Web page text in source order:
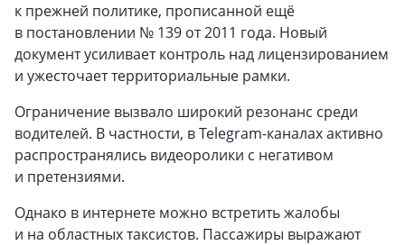
к прежней политике, прописанной ещё
в постановлении № 139 от 2011 года. Новый
документ усиливает контроль над лицензированием
и ужесточает территориальные рамки.
Ограничение вызвало широкий резонанс среди
водителей. В частности, в Telegram-каналах активно
распространялись видеоролики с негативом
и претензиями.
Однако в интернете можно встретить жалобы
и на областных таксистов. Пассажиры выражают